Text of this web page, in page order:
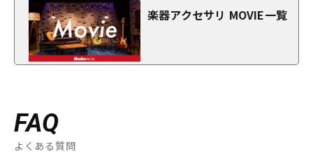
楽器アクセサリ MOVIE一覧
FAQ
よくある質問